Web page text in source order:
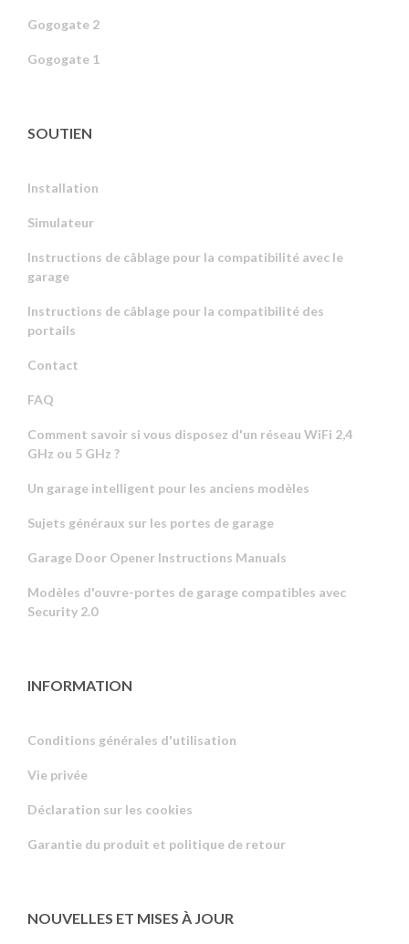
Gogogate 2
Gogogate 1
SOUTIEN
Installation
Simulateur
Instructions de câblage pour la compatibilité avec le
garage
Instructions de câblage pour la compatibilité des
portails
Contact
FAQ
Comment savoir si vous disposez d'un réseau WiFi 2,4
GHz ou 5 GHz ?
Un garage intelligent pour les anciens modèles
Sujets généraux sur les portes de garage
Garage Door Opener Instructions Manuals
Modèles d'ouvre-portes de garage compatibles avec
Security 2.0
INFORMATION
Conditions générales d'utilisation
Vie privée
Déclaration sur les cookies
Garantie du produit et politique de retour
NOUVELLES ET MISES À JOUR